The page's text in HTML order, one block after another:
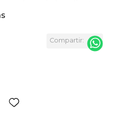
rojo en la inscripción